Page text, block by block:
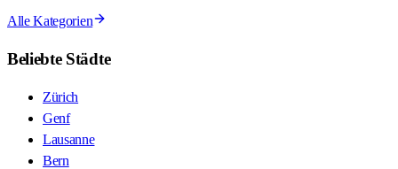
Alle Kategorien
Beliebte Städte
Zürich
Genf
Lausanne
Bern